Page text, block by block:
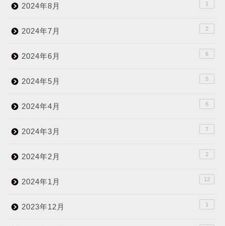
2024年8月 1
2024年7月 2
2024年6月 6
2024年5月 5
2024年4月 6
2024年3月 7
2024年2月 2
2024年1月 12
2023年12月 1